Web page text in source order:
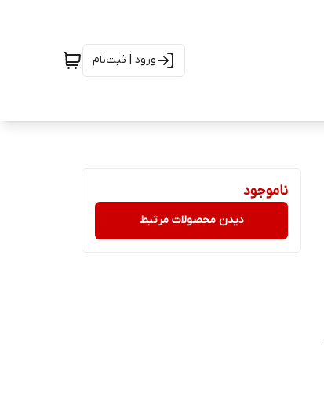
ورود | ثبت‌نام
ناموجود
دیدن محصولات مرتبط